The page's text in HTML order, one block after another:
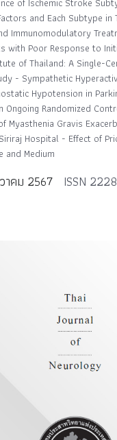
and Each Subtype
Immunomodulatory
with Poor Response to
of Thailand: A Single-
- Sympathetic
Hypotension in
Ongoing Randomized
Myasthenia Gravis
Hospital - Effect of
and Medium
คม 2567 ISSN